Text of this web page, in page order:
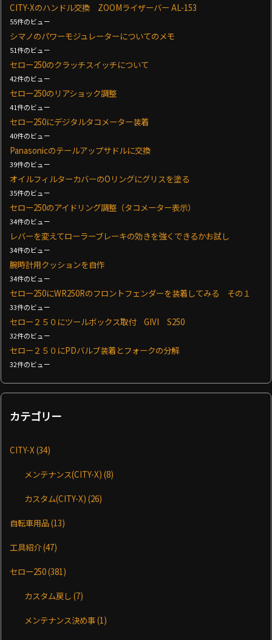
CITY-Xのハンドル交換 ZOOMライザーバー AL-153
55件のビュー
シマノのパワーモジュレーターについてのメモ
51件のビュー
セロー250のクラッチスイッチについて
42件のビュー
セロー250のリアショック調整
41件のビュー
セロー250にデジタルタコメーター装着
40件のビュー
Panasonicのテールアップサドルに交換
39件のビュー
オイルフィルターカバーのOリングにグリスを塗る
35件のビュー
セロー250のアイドリング調整（タコメーター表示）
34件のビュー
レバーを変えてローラーブレーキの効きを強くできるかお試し
34件のビュー
腕時計用クッションを自作
34件のビュー
セロー250にWR250Rのフロントフェンダーを装着してみる その１
33件のビュー
セロー２５０にツールボックス取付 GIVI S250
32件のビュー
セロー２５０にPDバルブ装着とフォークの分解
32件のビュー
カテゴリー
CITY-X(34)
メンテナンス(CITY-X)(8)
カスタム(CITY-X)(26)
自転車用品(13)
工具紹介(47)
セロー250(381)
カスタム戻し(7)
メンテナンス決め事(1)